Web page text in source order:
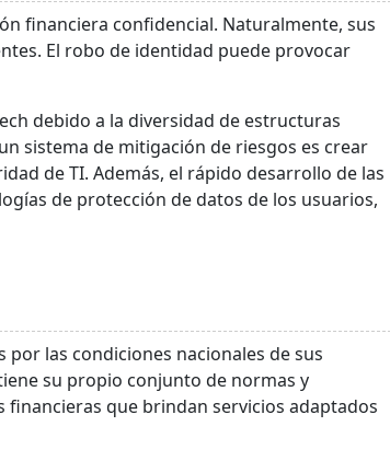
financiera confidencial. Naturalmente, sus
El robo de identidad puede provocar
debido a la diversidad de estructuras
sistema de mitigación de riesgos es crear
de TI. Además, el rápido desarrollo de las
de protección de datos de los usuarios,
las condiciones nacionales de sus
su propio conjunto de normas y
que brindan servicios adaptados